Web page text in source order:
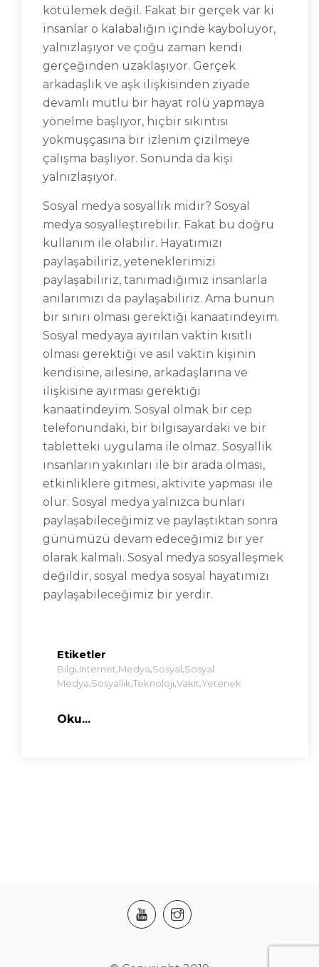
kötülemek değil. Fakat bir gerçek var ki
insanlar o kalabalığın içinde kayboluyor,
yalnızlaşıyor ve çoğu zaman kendi
gerçeğinden uzaklaşıyor. Gerçek
arkadaşlık ve aşk ilişkisinden ziyade
devamlı mutlu bir hayat rolü yapmaya
yönelme başlıyor, hiçbir sıkıntısı
yokmuşçasına bir izlenim çizilmeye
çalışma başlıyor. Sonunda da kişi
yalnızlaşıyor.
Sosyal medya sosyallik midir? Sosyal
medya sosyalleştirebilir. Fakat bu doğru
kullanım ile olabilir. Hayatımızı
paylaşabiliriz, yeteneklerimizi
paylaşabiliriz, tanımadığımız insanlarla
anılarımızı da paylaşabiliriz. Ama bunun
bir sınırı olması gerektiği kanaatindeyim.
Sosyal medyaya ayırılan vaktin kısıtlı
olması gerektiği ve asıl vaktin kişinin
kendisine, ailesine, arkadaşlarına ve
ilişkisine ayırması gerektiği
kanaatindeyim. Sosyal olmak bir cep
telefonundaki, bir bilgisayardaki ve bir
tabletteki uygulama ile olmaz. Sosyallik
insanların yakınları ile bir arada olması,
etkinliklere gitmesi, aktivite yapması ile
olur. Sosyal medya yalnızca bunları
paylaşabileceğimiz ve paylaştıktan sonra
günümüzü devam edeceğimiz bir yer
olarak kalmalı. Sosyal medya sosyalleşmek
değildir, sosyal medya sosyal hayatımızı
paylaşabileceğimiz bir yerdir.
Etiketler
Bilgi,Internet,Medya,Sosyal,Sosyal
Medya,Sosyallik,Teknoloji,Vakit,Yetenek
Oku...